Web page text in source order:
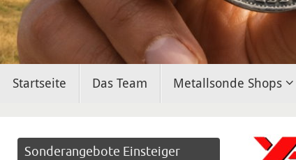
InhaltStartseite Das Team Metallsonde Shops
Sonderangebote Einsteiger